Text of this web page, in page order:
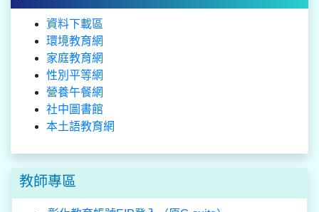
資料下載區
環境教育網
家庭教育網
性別平等網
營養午餐網
社中圖書館
本土語教育網
教師專區